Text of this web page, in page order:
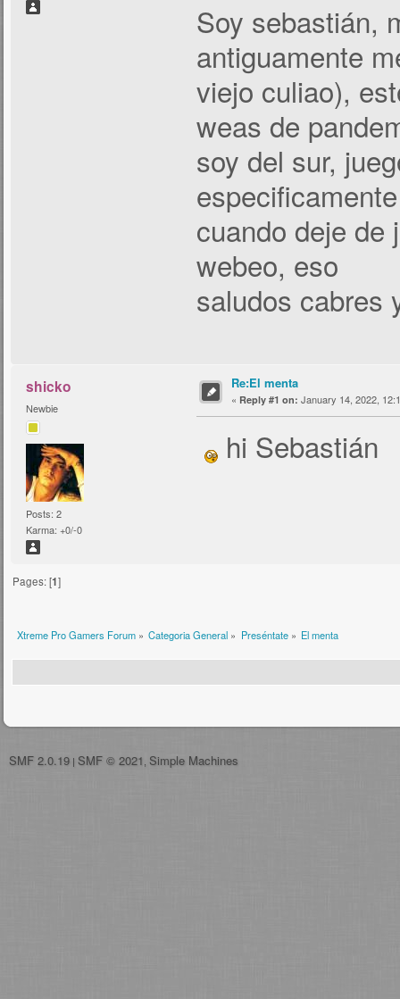
Soy sebastián,
antiguamente
viejo culiao),
weas de
soy del sur,
cuando deje de
webeo, eso
saludos cabres
shicko
Newbie
Posts: 2
Karma: +0/-0
Re:El menta
« Reply #1 on: January 14, 2022,
hi Sebastián
Pages: [1]
Xtreme Pro Gamers Forum» Categoria General » Preséntate» El menta
SMF 2.0.19 | SMF © 2021 Simple Machines